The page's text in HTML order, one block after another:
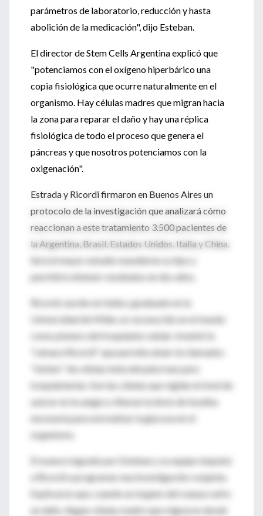
parámetros de laboratorio, reducción y hasta
abolición de la medicación", dijo Esteban.
El director de Stem Cells Argentina explicó que
"potenciamos con el oxígeno hiperbárico una
copia fisiológica que ocurre naturalmente en el
organismo. Hay células madres que migran hacia
la zona para reparar el daño y hay una réplica
fisiológica de todo el proceso que genera el
páncreas y que nosotros potenciamos con la
oxigenación".
Estrada y Ricordi firmaron en Buenos Aires un
protocolo de la investigación que analizará cómo
reaccionan a este tratamiento 3.500 pacientes de
la Argentina, Brasil, Estados Unidos, Italia y China.
Será el mayor estudio mundial en su tipo y
permitirá obtener resultados en dos años.
Ricordi, nacido en Italia y graduado en la
Universidad de Milán, es reconocido en el mundo
como pionero del trasplante celular. Inventó la
"cámara Ricordi" que permite aislar los llamados
"islotes" de células beta del páncreas para
trasplantarlas. Son las células que vigilan el nivel de
azúcar en la sangre y liberan la dosis de insulina
necesaria para normalizar la glucosa en el
organismo.
El avance logrado por Esteban y su equipo impulsó
a Ricordi a programar una investigación conjunta.
Explicaron que, cuando un órgano del cuerpo sufre
un daño, llegan células madre que migraron desde